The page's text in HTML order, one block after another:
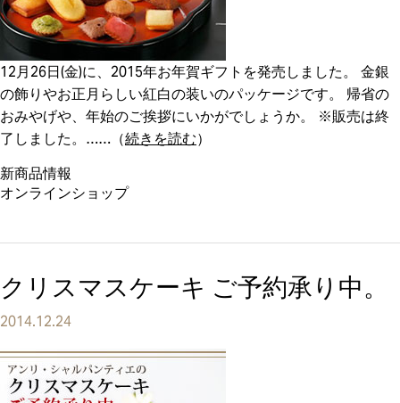
12月26日(金)に、2015年お年賀ギフトを発売しました。 金銀
の飾りやお正月らしい紅白の装いのパッケージです。 帰省の
おみやげや、年始のご挨拶にいかがでしょうか。 ※販売は終
了しました。
（続きを読む）
新商品情報
オンラインショップ
クリスマスケーキ ご予約承り中。
2014.12.24